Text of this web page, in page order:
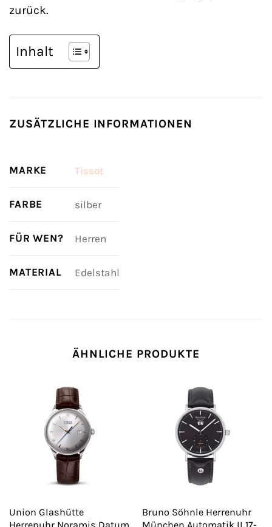
zurück.
Inhalt
ZUSÄTZLICHE INFORMATIONEN
MARKE Tissot
FARBE silber
FÜR WEN? Herren
MATERIAL Edelstahl
ÄHNLICHE PRODUKTE
Union Glashütte
Bruno Söhnle Herrenuhr